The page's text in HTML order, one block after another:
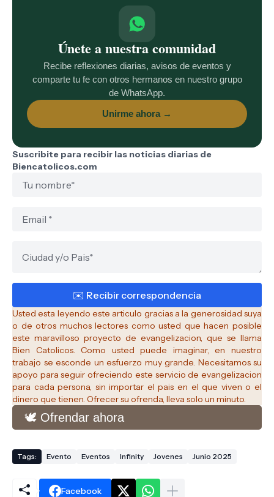
Únete a nuestra comunidad
Recibe reflexiones diarias, avisos de eventos y
comparte tu fe con otros hermanos en nuestro grupo
de WhatsApp.
Unirme ahora →
Suscribite para recibir las noticias diarias de
Biencatolicos.com
Usted esta leyendo este articulo gracias a la generosidad suya
o de otros muchos lectores como usted que hacen posible
este maravilloso proyecto de evangelizacion, que se llama
Bien Catolicos.Como usted puede imaginar, en nuestro
trabajo se esconde un esfuerzo muy grande. Necesitamos su
apoyo para seguir ofreciendo este servicio de evangelizacion
para cada persona, sin importar el pais en el que viven o el
dinero que tienen. Ofrecer su ofrenda, lleva solo un minuto.
🕊️ Ofrendar ahora
Tags: Evento Eventos Infinity Jovenes Junio 2025
Facebook